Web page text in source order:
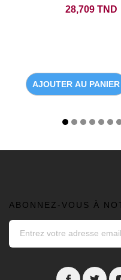
28,709 TND
AJOUTER AU PANIER
ABONNEZ-VOUS À